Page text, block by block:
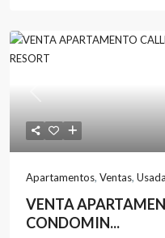
Previous
Apartamentos, Ventas, Usada
VENTA
CONDOMIN...